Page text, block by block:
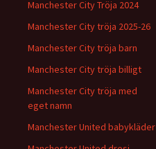
Manchester City Tröja 2024
Manchester City tröja 2025-26
Manchester City tröja barn
Manchester City tröja billigt
Manchester City tröja med
eget namn
Manchester United babykläder